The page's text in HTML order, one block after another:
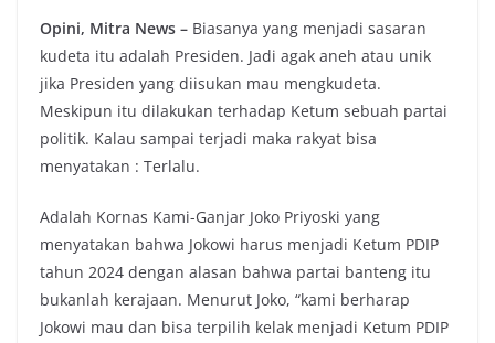
Opini, Mitra News – Biasanya yang menjadi sasaran
kudeta itu adalah Presiden. Jadi agak aneh atau unik
jika Presiden yang diisukan mau mengkudeta.
Meskipun itu dilakukan terhadap Ketum sebuah partai
politik. Kalau sampai terjadi maka rakyat bisa
menyatakan : Terlalu.
Adalah Kornas Kami-Ganjar Joko Priyoski yang
menyatakan bahwa Jokowi harus menjadi Ketum PDIP
tahun 2024 dengan alasan bahwa partai banteng itu
bukanlah kerajaan. Menurut Joko, “kami berharap
Jokowi mau dan bisa terpilih kelak menjadi Ketum PDIP